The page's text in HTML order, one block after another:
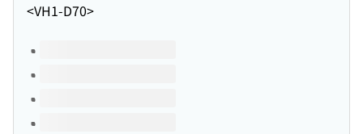
<VH1-D70>
Volumes of this title